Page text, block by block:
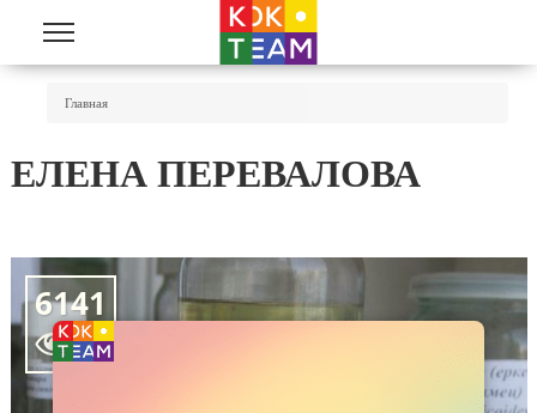
Перейти к основному содержанию
Главная
ЕЛЕНА ПЕРЕВАЛОВА
6141
